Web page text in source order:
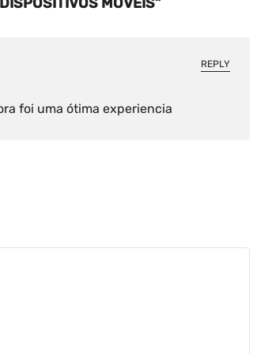
foi uma ótima experiencia
REPLY